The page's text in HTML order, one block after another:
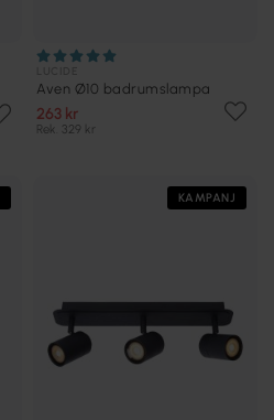
Aven Ø10 badrumslampa
263 kr
Rek. 329 kr
KAMPANJ